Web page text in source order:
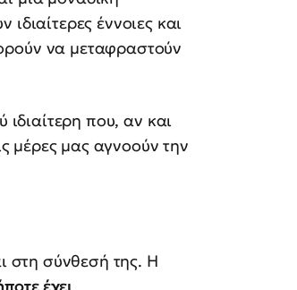
έννοιες και
να μεταφραστούν
που, αν και
μέρες μας αγνοούν την
στη σύνθεσή της. Η